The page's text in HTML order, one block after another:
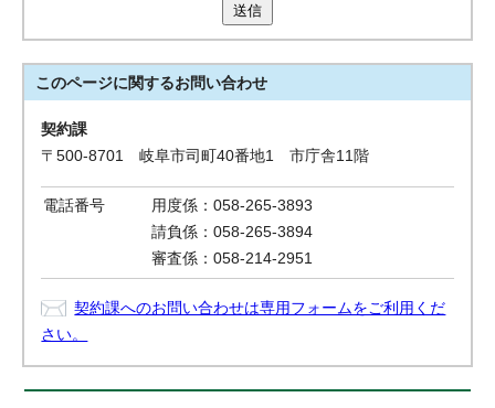
送信
このページに関するお問い合わせ
契約課
〒500-8701 岐阜市司町40番地1 市庁舎11階
電話番号
用度係：058-265-3893
請負係：058-265-3894
審査係：058-214-2951
契約課へのお問い合わせは専用フォームをご利用くだ
さい。